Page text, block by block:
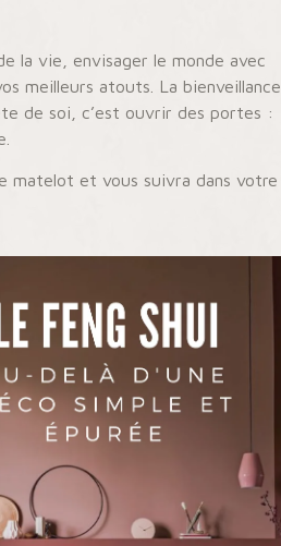
la vie, envisager le monde avec
meilleurs atouts. La bienveillance
de soi, c’est ouvrir des portes :
matelot et vous suivra dans votre